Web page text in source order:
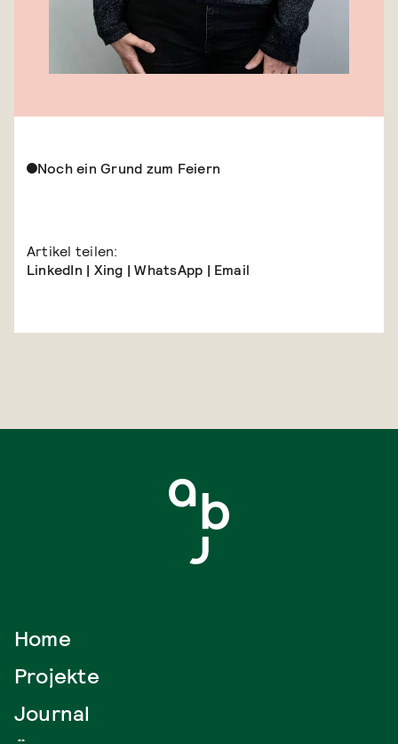
Noch ein Grund zum Feiern
Artikel teilen:
LinkedIn | Xing |WhatsApp | Email
Home
Projekte
Journal